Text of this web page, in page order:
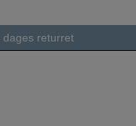
dages returret